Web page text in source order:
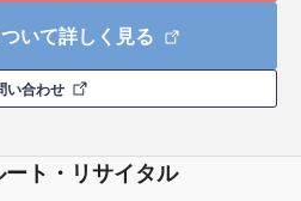
いて詳しく見る
い合わせ
ト・リサイタル